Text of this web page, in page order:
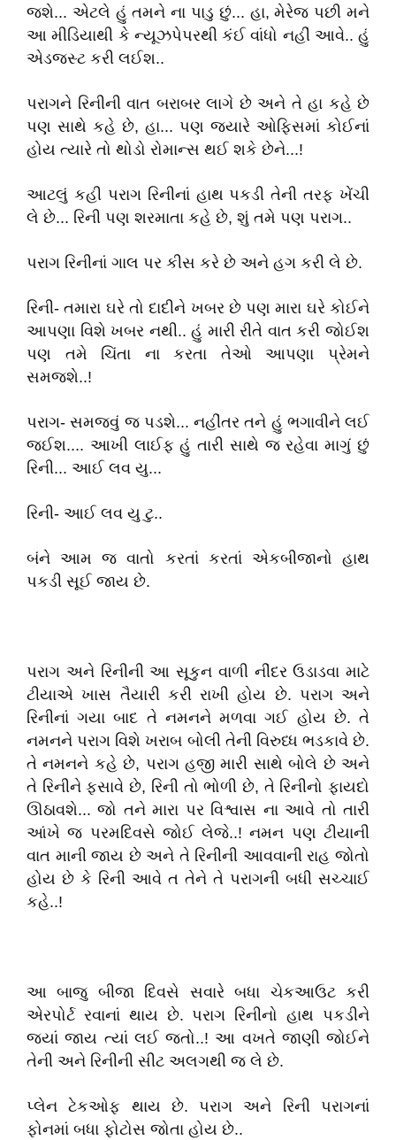
જશે... એટલે હું તમને ના પાડુ છું... હા, મેરેજ પછી મને
આ મીડિયાથી કે ન્યૂઝપેપરથી કંઈ વાંધો નહીં આવે.. હું
એડજસ્ટ કરી લઈશ..
પરાગને રિનીની વાત બરાબર લાગે છે અને તે હા કહે છે
પણ સાથે કહે છે, હા... પણ જ્યારે ઓફિસમાં કોઈનાં
હોય ત્યારે તો થોડો રોમાન્સ થઈ શકે છેને...!
આટલું કહી પરાગ રિનીનાં હાથ પકડી તેની તરફ ખેંચી
લે છે... રિની પણ શરમાતા કહે છે, શું તમે પણ પરાગ..
પરાગ રિનીનાં ગાલ પર કીસ કરે છે અને હગ કરી લે છે.
રિની- તમારા ઘરે તો દાદીને ખબર છે પણ મારા ઘરે કોઈને
આપણા વિશે ખબર નથી.. હું મારી રીતે વાત કરી જોઈશ
પણ તમે ચિંતા ના કરતા તેઓ આપણા પ્રેમને
સમજશે..!
પરાગ- સમજવું જ પડશે... નહીંતર તને હું ભગાવીને લઈ
જઈશ.... આખી લાઈફ હું તારી સાથે જ રહેવા માગું છું
રિની... આઈ લવ યુ...
રિની- આઈ લવ યુ ટુ..
બંને આમ જ વાતો કરતાં કરતાં એકબીજાનો હાથ
પકડી સૂઈ જાય છે.
પરાગ અને રિનીની આ સૂકુન વાળી નીંદર ઉડાડવા માટે
ટીયાએ ખાસ તૈયારી કરી રાખી હોય છે. પરાગ અને
રિનીનાં ગયા બાદ તે નમનને મળવા ગઈ હોય છે. તે
નમનને પરાગ વિશે ખરાબ બોલી તેની વિરુધ્ધ ભડકાવે છે.
તે નમનને કહે છે, પરાગ હજી મારી સાથે બોલે છે અને
તે રિનીને ફસાવે છે, રિની તો ભોળી છે, તે રિનીનો ફાયદો
ઊઠાવશે... જો તને મારા પર વિશ્વાસ ના આવે તો તારી
આંખે જ પરમદિવસે જોઈ લેજે..! નમન પણ ટીયાની
વાત માની જાય છે અને તે રિનીની આવવાની રાહ જોતો
હોય છે કે રિની આવે ત તેને તે પરાગની બધી સચ્ચાઈ
કહે..!
આ બાજુ બીજા દિવસે સવારે બધા ચેકઆઉટ કરી
એરપોર્ટ રવાનાં થાય છે. પરાગ રિનીનો હાથ પકડીને
જ્યાં જાય ત્યાં લઈ જતો..! આ વખતે જાણી જોઈને
તેની અને રિનીની સીટ અલગથી જ લે છે.
પ્લેન ટેકઓફ થાય છે. પરાગ અને રિની પરાગનાં
ફોનમાં બધા ફોટોસ જોતા હોય છે..